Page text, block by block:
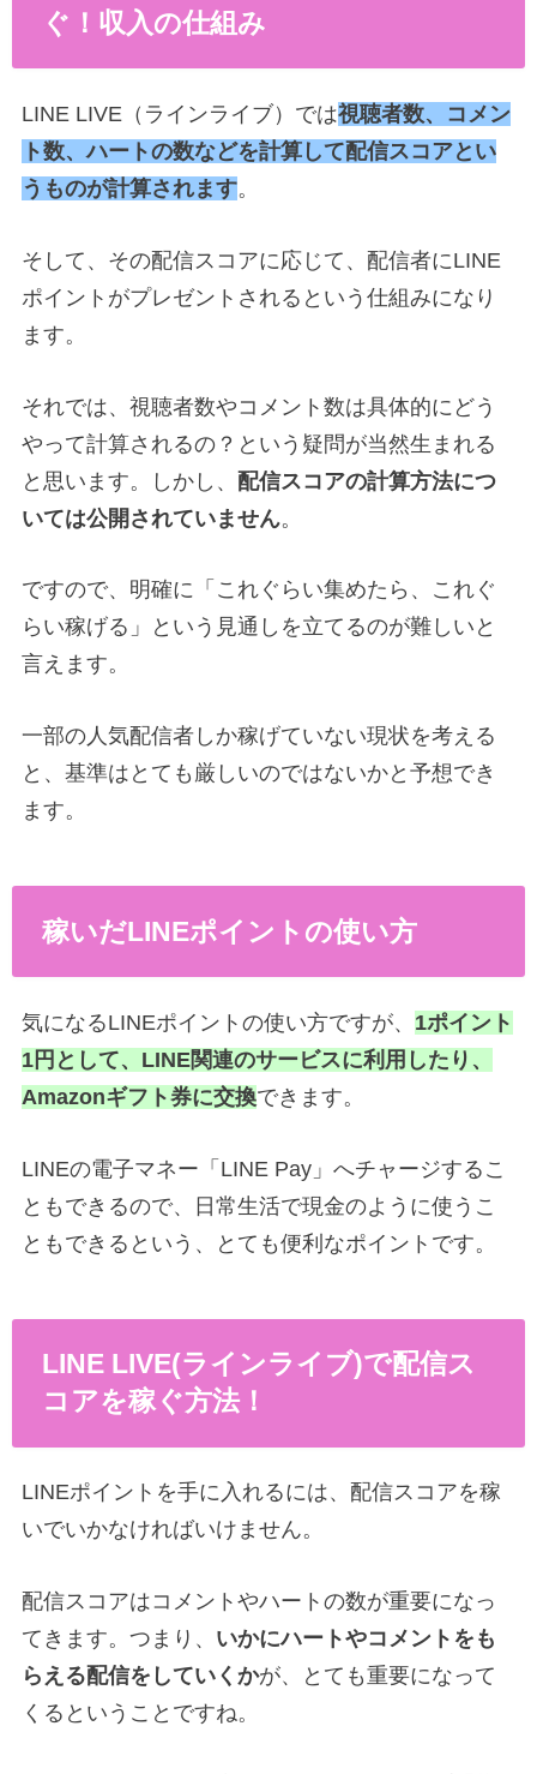
ぐ！収入の仕組み
LINE LIVE（ラインライブ）では視聴者数、コメン
ト数、ハートの数などを計算して配信スコアとい
うものが計算されます。
そして、その配信スコアに応じて、配信者にLINE
ポイントがプレゼントされるという仕組みになり
ます。
それでは、視聴者数やコメント数は具体的にどう
やって計算されるの？という疑問が当然生まれる
と思います。しかし、 配信スコアの計算方法につ
いては公開されていません。
ですので、明確に「これぐらい集めたら、これぐ
らい稼げる」という見通しを立てるのが難しいと
言えます。
一部の人気配信者しか稼げていない現状を考える
と、基準はとても厳しいのではないかと予想でき
ます。
稼いだLINEポイントの使い方
気になるLINEポイントの使い方ですが、 1ポイント
1円として、LINE関連のサービスに利用したり、
Amazonギフト券に交換できます。
LINEの電子マネー「LINE Pay」へチャージするこ
ともできるので、日常生活で現金のように使うこ
ともできるという、とても便利なポイントです。
LINE LIVE(ラインライブ)で配信ス
コアを稼ぐ方法！
LINEポイントを手に入れるには、配信スコアを稼
いでいかなければいけません。
配信スコアはコメントやハートの数が重要になっ
てきます。つまり、 いかにハートやコメントをも
らえる配信をしていくかが、とても重要になって
くるということですね。